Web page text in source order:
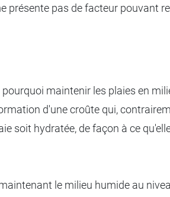
présente pas de facteur pouvant
maintenir les plaies en
d'une croûte qui,
soit hydratée, de façon à ce
le milieu humide au